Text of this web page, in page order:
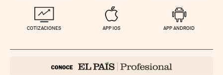
COTIZACIONES APP IOS APP ANDROID